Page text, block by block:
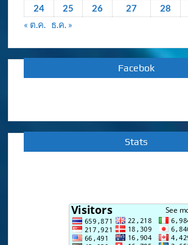
24
25 26 27 28
« ต.ค. ธ.ค. »
Facebok
Stats